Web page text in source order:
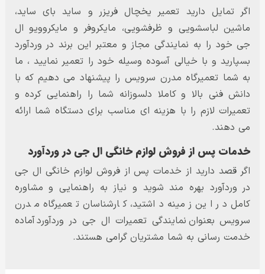
اگر تمایل دارید تعمیر یخچال فریزر و ساید بای ساید،
ماشین لباسشویی و ظرفشویی، مایکروفر و مایکروویو ال
جی خود را به نمایندگی مجاز و معتبر این برند در وردآورد
بسپارید و با خیالی آسوده وسیله خود را تعمیر نمایید ، ما
به شما تعمیرگاه مدرن سرویس را پیشنهاد می دهیم که با
دانش فنی بالا و کاملا دلسوزانه شما را راهنمایی کرده و
تعمیرات لازم را با هزینه ای مناسب برای دستگاه شما ارائه
می دهند.
خدمات پس از فروش لوازم خانگی ال جی در وردآورد
اگر قصد دارید از خدمات پس از فروش لوازم خانگی ال جی
در وردآورد بهره مند شوید و نیاز به راهنمایی و مشاوره
کامل در این زمینه داشتید، کارشناسان تعمیرگاه مدرن
سرویس بعنوان نمایندگی تعمیرات ال جی در وردآورد آماده
خدمت رسانی به شما مشتریان گرامی هستند.